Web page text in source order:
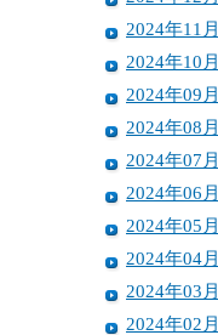
2024年11月
2024年10月
2024年09月
2024年08月
2024年07月
2024年06月
2024年05月
2024年04月
2024年03月
2024年02月